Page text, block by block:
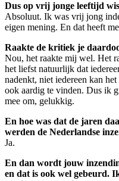
Dus op vrij jonge leeftijd
Absoluut. Ik was vrij jong
eigen mening. En dat heeft
Raakte de kritiek je
Nou, het raakte mij wel. Het
het liefst natuurlijk dat
nadenkt, niet iedereen kan
ook aardig te vinden. Dus ik
mee om, gelukkig.
En hoe was dat de jaren
werden de Nederlandse
Ja.
En dan wordt jouw
en dat is ook wel gebeurd.